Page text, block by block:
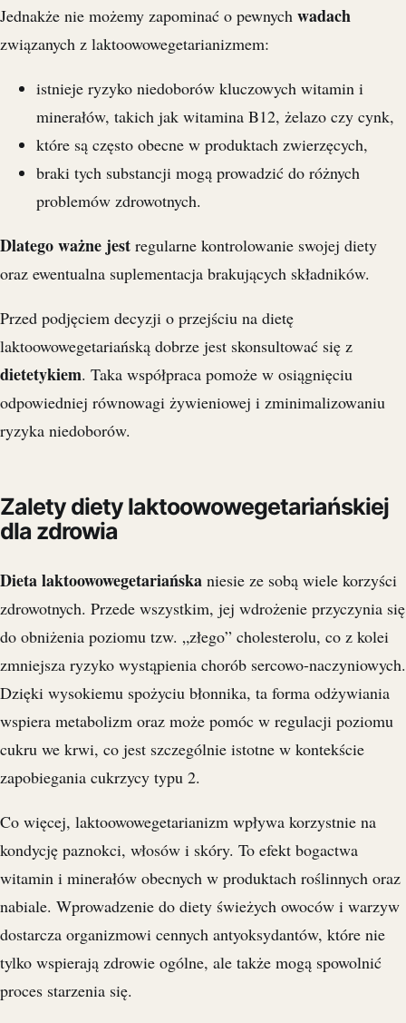
Jednakże nie możemy zapominać o pewnych wadach
związanych z laktoowowegetarianizmem:
istnieje ryzyko niedoborów kluczowych witamin i
minerałów, takich jak witamina B12, żelazo czy cynk,
które są często obecne w produktach zwierzęcych,
braki tych substancji mogą prowadzić do różnych
problemów zdrowotnych.
Dlatego ważne jest regularne kontrolowanie swojej diety
oraz ewentualna suplementacja brakujących składników.
Przed podjęciem decyzji o przejściu na dietę
laktoowowegetariańską dobrze jest skonsultować się z
dietetykiem. Taka współpraca pomoże w osiągnięciu
odpowiedniej równowagi żywieniowej i zminimalizowaniu
ryzyka niedoborów.
Zalety diety laktoowowegetariańskiej
dla zdrowia
Dieta laktoowowegetariańska niesie ze sobą wiele korzyści
zdrowotnych. Przede wszystkim, jej wdrożenie przyczynia się
do obniżenia poziomu tzw. „złego” cholesterolu, co z kolei
zmniejsza ryzyko wystąpienia chorób sercowo-naczyniowych.
Dzięki wysokiemu spożyciu błonnika, ta forma odżywiania
wspiera metabolizm oraz może pomóc w regulacji poziomu
cukru we krwi, co jest szczególnie istotne w kontekście
zapobiegania cukrzycy typu 2.
Co więcej, laktoowowegetarianizm wpływa korzystnie na
kondycję paznokci, włosów i skóry. To efekt bogactwa
witamin i minerałów obecnych w produktach roślinnych oraz
nabiale. Wprowadzenie do diety świeżych owoców i warzyw
dostarcza organizmowi cennych antyoksydantów, które nie
tylko wspierają zdrowie ogólne, ale także mogą spowolnić
proces starzenia się.